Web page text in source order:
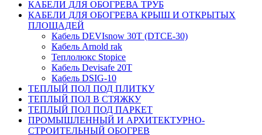
КАБЕЛИ ДЛЯ ОБОГРЕВА ТРУБ
КАБЕЛИ ДЛЯ ОБОГРЕВА КРЫШ И ОТКРЫТЫХ
ПЛОЩАДЕЙ
Кабель DEVIsnow 30Т (DTCE-30)
Кабель Arnold rak
Теплолюкс Stopice
Кабель Devisafe 20T
Кабель DSIG-10
ТЕПЛЫЙ ПОЛ ПОД ПЛИТКУ
ТЕПЛЫЙ ПОЛ В СТЯЖКУ
ТЕПЛЫЙ ПОЛ ПОД ПАРКЕТ
ПРОМЫШЛЕННЫЙ И АРХИТЕКТУРНО-
СТРОИТЕЛЬНЫЙ ОБОГРЕВ